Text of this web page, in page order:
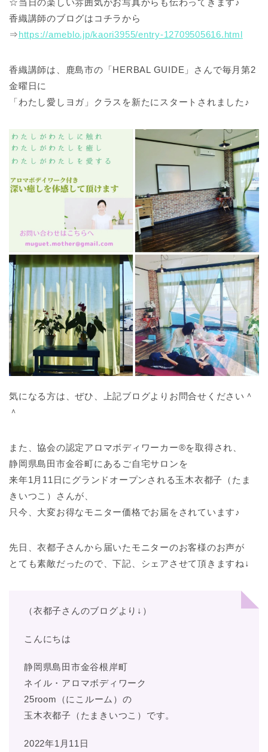
香織講師のブログはコチラから
⇒https://ameblo.jp/kaori3955/entry-12709505616.html
香織講師は、鹿島市の「HERBAL GUIDE」さんで毎月第2
金曜日に
「わたし愛しヨガ」クラスを新たにスタートされました♪
気になる方は、ぜひ、上記ブログよりお問合せください＾
＾
また、協会の認定アロマボディワーカー®を取得され、
静岡県島田市金谷町にあるご自宅サロンを
来年1月11日にグランドオープンされる玉木衣都子（たま
きいつこ）さんが、
只今、大変お得なモニター価格でお届をされています♪
先日、衣都子さんから届いたモニターのお客様のお声が
とても素敵だったので、下記、シェアさせて頂きますね↓
（衣都子さんのブログより↓）
こんにちは
静岡県島田市金谷根岸町
ネイル・アロマボディワーク
25room（にこルーム）の
玉木衣都子（たまきいつこ）です。
2022年1月11日